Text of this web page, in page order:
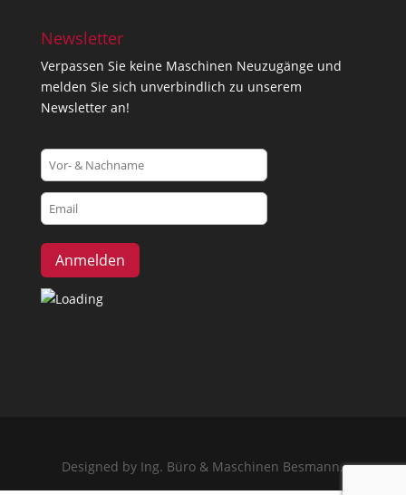
Newsletter
Verpassen Sie keine Maschinen Neuzugänge und
melden Sie sich unverbindlich zu unserem
Newsletter an!
Designed by Ing. Büro & Maschinen Besmann.